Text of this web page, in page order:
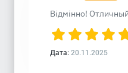
Відмінно!
Дата: 20.11.2025